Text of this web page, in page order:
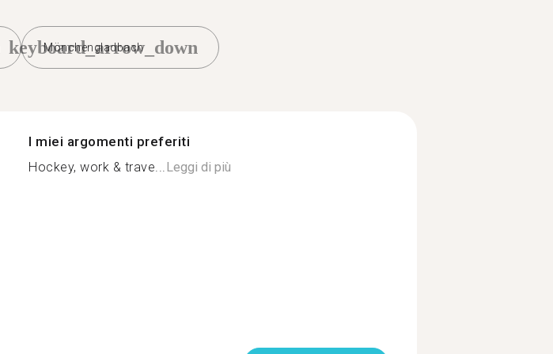
Mönchengladbach
keyboard_arrow_down
I miei argomenti preferiti
Hockey, work & trave...Leggi di più